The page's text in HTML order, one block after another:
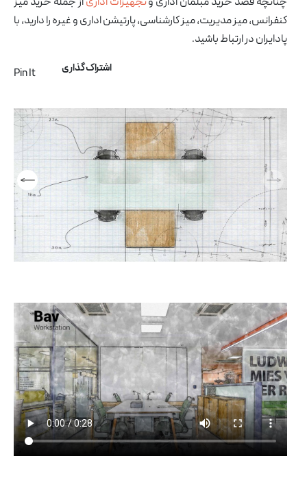
آرشیو مقالات
پروژه ها
طراحی‌های داخلی
کاتالوگ
کنفرانس، میز مدیریت، میز کارشناسی، پارتیشن اداری و غیره را دارید، با
پادایران در ارتباط باشید.
Pin It اشتراک گذاری